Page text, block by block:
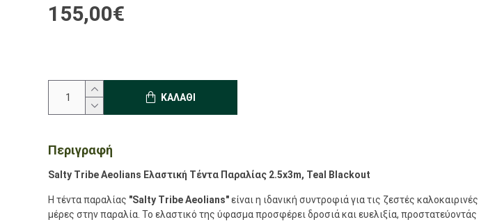
155,00€
ΚΑΛΆΘΙ
Περιγραφή
Salty Tribe Aeolians Ελαστική Τέντα Παραλίας 2.5x3m, Teal Blackout
Η τέντα παραλίας "Salty Tribe Aeolians"είναι η ιδανική συντροφιά για τις ζεστές καλοκαιρινές
μέρες στην παραλία. Το ελαστικό της ύφασμα προσφέρει δροσιά και ευελιξία, προστατεύοντάς